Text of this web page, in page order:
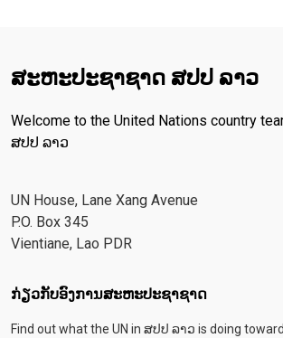
ສະ​ຫະ​ປະ​ຊາ​ຊາດ ສປປ ລາວ
Welcome to the United Nations country
ສປປ ລາວ
UN House, Lane Xang Avenue
P.O. Box 345
Vientiane, Lao PDR
Footer menu
ກ່ຽວກັບອົງການສະຫະປະຊາຊາດ
Find out what the UN in ສປປ ລາວ is doing